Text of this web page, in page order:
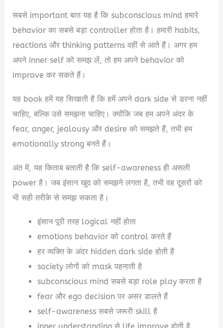
सबसे important बात यह है कि subconscious mind हमारे
behavior का सबसे बड़ा controller होता है। हमारी habits,
reactions और thinking patterns वहीं से आते हैं। अगर हम
अपने inner self को समझ लें, तो हम अपने behavior को
improve कर सकते हैं।
यह book हमें यह सिखाती है कि हमें अपने dark side से डरना नहीं
चाहिए, बल्कि उसे समझना चाहिए। क्योंकि जब हम अपने अंदर के
fear, anger, jealousy और desire को समझते हैं, तभी हम
emotionally strong बनते हैं।
अंत में, यह किताब बताती है कि self-awareness ही असली
power है। जब इंसान खुद को समझने लगता है, तभी वह दूसरों को
भी सही तरीके से समझ सकता है।
इंसान पूरी तरह logical नहीं होता
emotions behavior को control करते हैं
हर व्यक्ति के अंदर hidden dark side होती है
society लोगों को mask पहनाती है
subconscious mind सबसे बड़ा role play करता है
fear और ego decision पर असर डालते हैं
self-awareness सबसे जरूरी skill है